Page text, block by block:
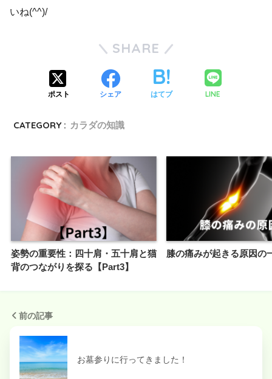
いね(^^)/
SHARE
ポスト シェア はてブ LINE
CATEGORY : カラダの知識
姿勢の重要性：四十肩・五十肩と猫
背のつながりを探る【Part3】
膝の痛みが起きる原因の
前の記事
お墓参りに行ってきました！